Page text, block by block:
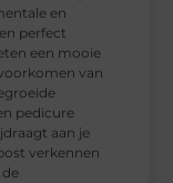
en
perfect
een mooie
van
pedicure
aan je
verkennen